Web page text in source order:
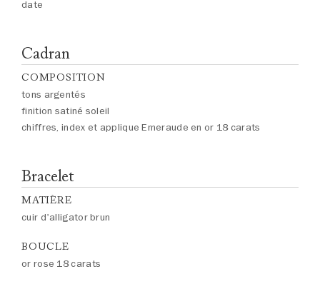
date
Cadran
COMPOSITION
tons argentés
finition satiné soleil
chiffres, index et applique Emeraude en or 18 carats
Bracelet
MATIÈRE
cuir d'alligator brun
BOUCLE
or rose 18 carats